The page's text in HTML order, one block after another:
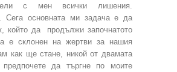
с мен всички лишения.
Сега основната ми задача е да
който да продължи започнатото
е склонен на жертви за нашия
как ще стане, никой от двамата
да търгне по моите